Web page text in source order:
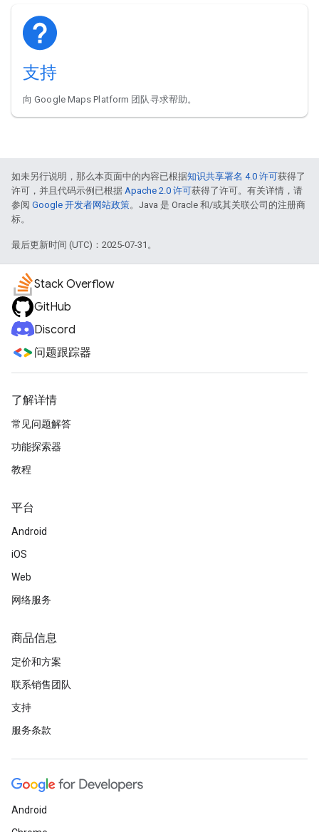
支持
向 Google Maps Platform 团队寻求帮助。
如未另行说明，那么本页面中的内容已根据知识共享署名 4.0 许可获得了
许可，并且代码示例已根据 Apache 2.0 许可获得了许可。有关详情，请
参阅 Google 开发者网站政策。Java 是 Oracle 和/或其关联公司的注册商
标。
最后更新时间 (UTC)：2025-07-31。
Stack Overflow
GitHub
Discord
问题跟踪器
了解详情
常见问题解答
功能探索器
教程
平台
Android
iOS
Web
网络服务
商品信息
定价和方案
联系销售团队
支持
服务条款
Android